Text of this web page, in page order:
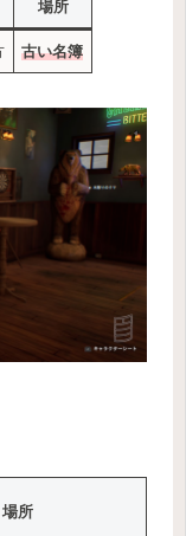
場所
古い名簿
場所